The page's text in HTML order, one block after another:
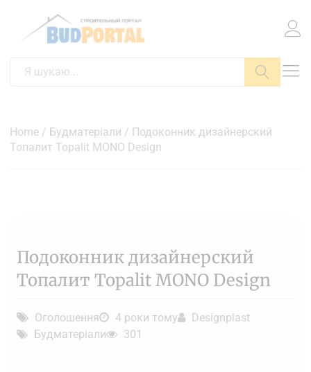
Home / Будматеріали / Подоконник дизайнерский
Топалит Topalit MONO Design
Подоконник дизайнерский
Топалит Topalit MONO Design
Оголошення 4 роки тому
Designplast
Будматеріали
301